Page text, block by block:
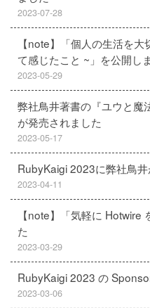
2023-07-28
【note】「個人の生活を
て感じたこと ~」を公開し
2023-05-29
弊社鳥井著書の『ユウと魔
が発売されました
2023-05-17
RubyKaigi 2023に弊社鳥
2023-04-11
【note】「気軽に Hotwire
た
2023-03-29
RubyKaigi 2023 の
2023-03-06